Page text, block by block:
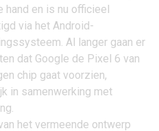
hand en is nu officieel
via het Android-
Al langer gaan er
dat Google de Pixel 6 van
chip gaat voorzien,
in samenwerking met
het vermeende ontwerp